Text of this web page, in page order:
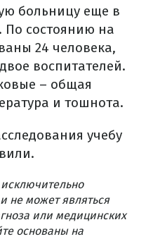
больницу еще в
состоянию на
24 человека,
воспитателей.
– общая
и тошнота.
учебу
не может являться
или медицинских
основаны на